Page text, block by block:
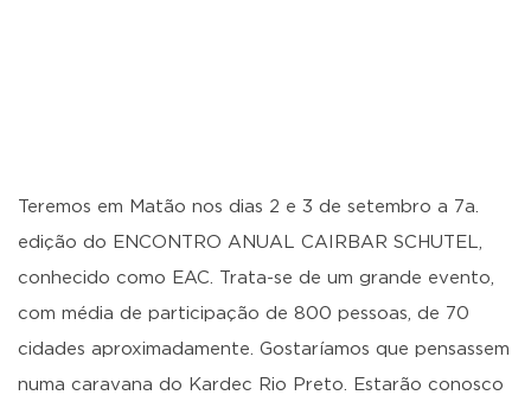
Teremos em Matão nos dias 2 e 3 de setembro a 7a.
edição do ENCONTRO ANUAL CAIRBAR SCHUTEL,
conhecido como EAC. Trata-se de um grande evento,
com média de participação de 800 pessoas, de 70
cidades aproximadamente. Gostaríamos que pensassem
numa caravana do Kardec Rio Preto. Estarão conosco